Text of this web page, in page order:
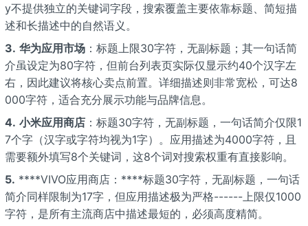
y不提供独立的关键词字段，搜索覆盖主要依靠标题、简短描
述和长描述中的自然语义。
3. 华为应用市场：标题上限30字符，无副标题；其一句话简
介虽设定为80字符，但前台列表页实际仅显示约40个汉字左
右，因此建议将核心卖点前置。详细描述则非常宽松，可达8
000字符，适合充分展示功能与品牌信息。
4. 小米应用商店：标题30字符，无副标题，一句话简介仅限1
7个字（汉字或字符均视为1字）。应用描述为4000字符，且
需要额外填写8个关键词，这8个词对搜索权重有直接影响。
5. ****VIVO应用商店：****标题30字符，无副标题，一句话
简介同样限制为17字，但应用描述极为严格------上限仅1000
字符，是所有主流商店中描述最短的，必须高度精简。